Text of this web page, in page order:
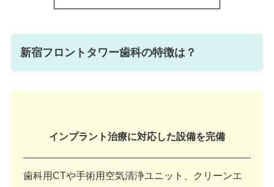
新宿フロントタワー歯科の特徴は？
インプラント治療に対応した設備を完備
歯科用CTや手術用空気清浄ユニット、クリーンエ